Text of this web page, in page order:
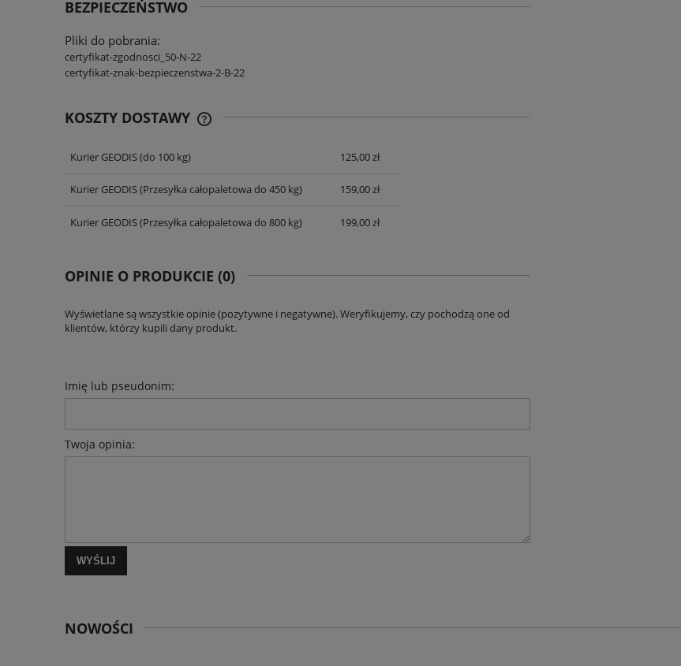
BEZPIECZEŃSTWO
Pliki do pobrania:
certyfikat-zgodnosci_50-N-22
certyfikat-znak-bezpieczenstwa-2-B-22
KOSZTY DOSTAWY
CENA NIE ZAWIERA EWENTUALNYCH
Kurier GEODIS(do 100 kg) 125,00 zł
Kurier GEODIS(Przesyłka całopaletowa do 450 kg) 159,00 zł
Kurier GEODIS(Przesyłka całopaletowa do 800 kg) 199,00 zł
OPINIE O PRODUKCIE (0)
Wyświetlane są wszystkie opinie (pozytywne i negatywne). Weryfikujemy, czy pochodzą one od
klientów, którzy kupili dany produkt.
Imię lub pseudonim:
Twoja opinia:
WYŚLIJ
NOWOŚCI